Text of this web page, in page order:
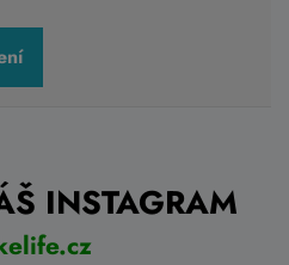
INSTAGRAM